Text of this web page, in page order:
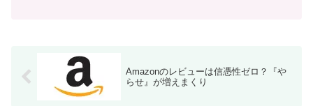
Amazonのレビューは信憑性ゼロ？『や
らせ』が増えまくり